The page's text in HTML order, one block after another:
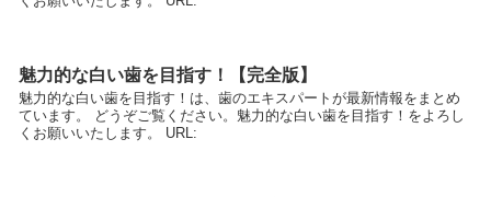
魅力的な白い歯を目指す！【完全版】
魅力的な白い歯を目指す！は、歯のエキスパートが最新情報をまとめ
ています。 どうぞご覧ください。魅力的な白い歯を目指す！をよろし
くお願いいたします。 URL: